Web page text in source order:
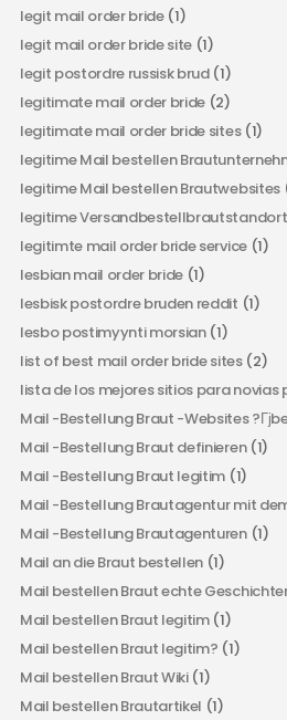
legit mail order bride(1)
legit mail order bride site (1)
legit postordre russisk brud(1)
legitimate mail order bride (2)
legitimate mail order bride sites(1)
legitime Mail bestellen
legitime Mail bestellen Brautwebsites
legitime
legitimte mail order bride service(1)
lesbian mail order bride (1)
lesbisk postordre bruden reddit (1)
lesbo postimyynti morsian(1)
list of best mail order bride sites(2)
lista de los mejores sitios para novias
Mail -Bestellung Braut -Websites
Mail -Bestellung Braut definieren(1)
Mail -Bestellung Braut legitim (1)
Mail -Bestellung Brautagentur mit
Mail -Bestellung Brautagenturen(1)
Mail an die Braut bestellen (1)
Mail bestellen Braut echte
Mail bestellen Braut legitim(1)
Mail bestellen Braut legitim? (1)
Mail bestellen Braut Wiki(1)
Mail bestellen Brautartikel (1)